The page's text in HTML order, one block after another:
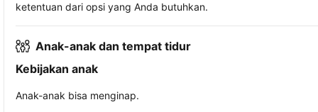
ketentuan dari opsi yang Anda butuhkan.
Anak-anak dan tempat tidur
Kebijakan anak
Anak-anak bisa menginap.